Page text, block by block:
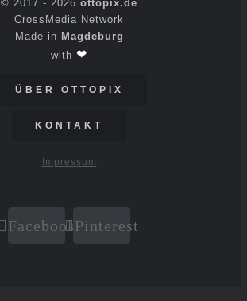
© 2017 - 2026 ottopix.de
CrossMedia Network
Made in Magdeburg
with ❤
ÜBER OTTOPIX
KONTAKT
Impressum
FacebookPinterest